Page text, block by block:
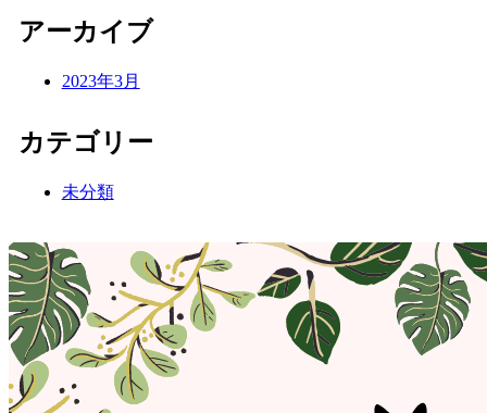
アーカイブ
2023年3月
カテゴリー
未分類